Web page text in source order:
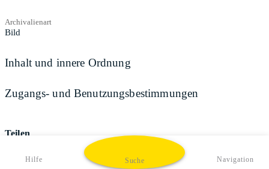
Archivalienart
Bild
Inhalt und innere Ordnung
Zugangs- und Benutzungsbestimmungen
Teilen
Hilfe Suche Navigation